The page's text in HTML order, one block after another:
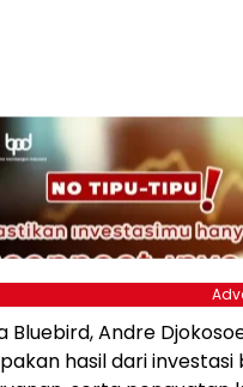
Bluebird, Andre
hasil dari